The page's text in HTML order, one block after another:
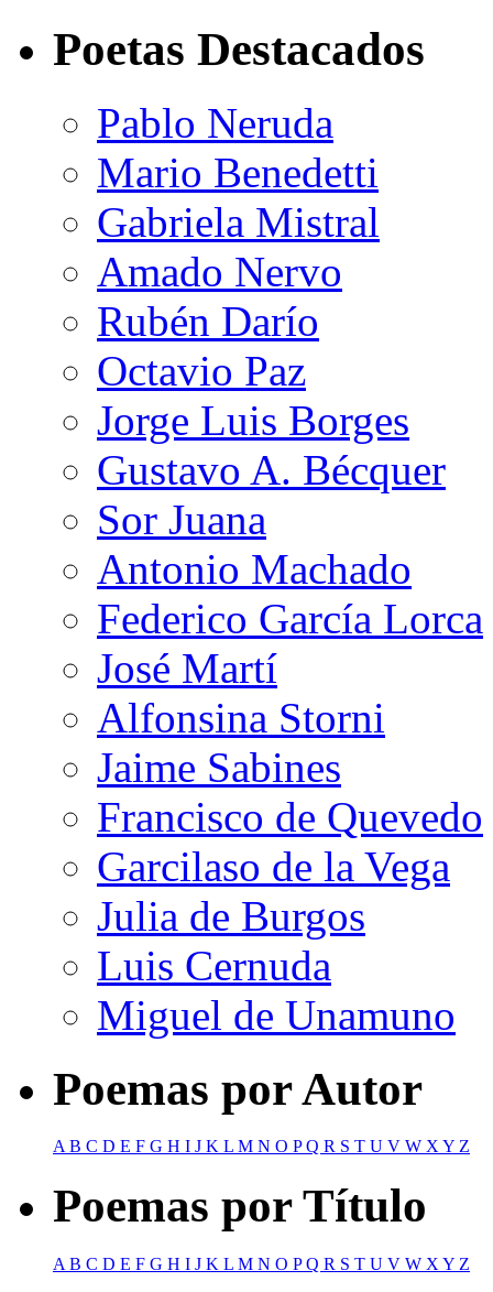
Poetas Destacados
Pablo Neruda
Mario Benedetti
Gabriela Mistral
Amado Nervo
Rubén Darío
Octavio Paz
Jorge Luis Borges
Gustavo A. Bécquer
Sor Juana
Antonio Machado
Federico García Lorca
José Martí
Alfonsina Storni
Jaime Sabines
Francisco de Quevedo
Garcilaso de la Vega
Julia de Burgos
Luis Cernuda
Miguel de Unamuno
Poemas por Autor
AB C D E F G H I J K L M N O PQ R S T U V W XY Z
Poemas por Título
A B C D E F G H I J K L M N O PQ R S T U V W X Y Z